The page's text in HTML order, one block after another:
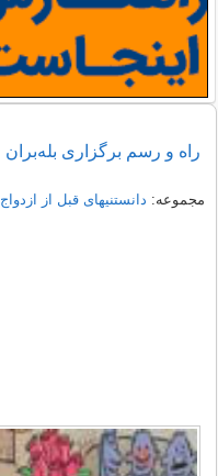
راه و رسم برگزاری بله‌بران
مجموعه: دانستنیهای قبل از ازدواج